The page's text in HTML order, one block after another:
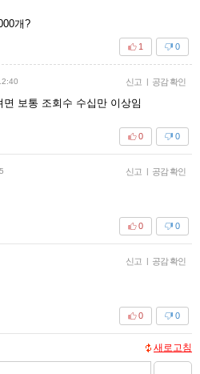
개?
0
1
신고 | 공감 확인
보통 조회수 수십만 이상임
0
0
신고 | 공감 확인
0
0
신고 | 공감 확인
0
0
새로고침